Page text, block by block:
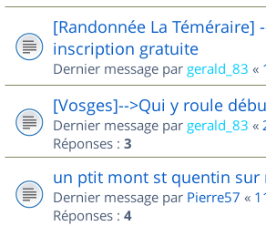
[Randonnée La Téméraire]
inscription gratuite
Dernier message par gerald_83 «
[Vosges]-->Qui y roule
Dernier message par gerald_83 «
Réponses : 3
un ptit mont st quentin sur
Dernier message par Pierre57 «
Réponses : 4